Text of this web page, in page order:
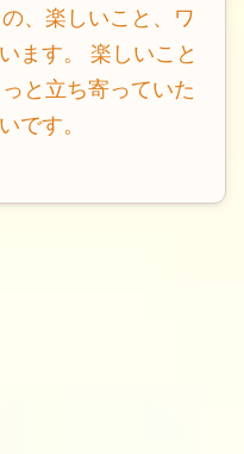
、楽しいこと、ワ
ます。 楽しいこと
と立ち寄っていた
です。